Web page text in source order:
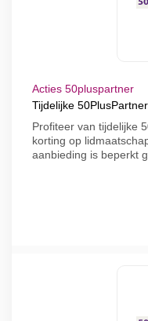
Acties 50pluspartner
Tijdelijke
Profiteer van tijdelijke
korting op
aanbieding is beperkt